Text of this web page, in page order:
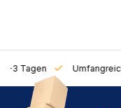
1-3 Tagen